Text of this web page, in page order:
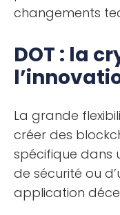
changements
DOT : la
La grande
créer des
spécifique dans
de sécurité ou
application